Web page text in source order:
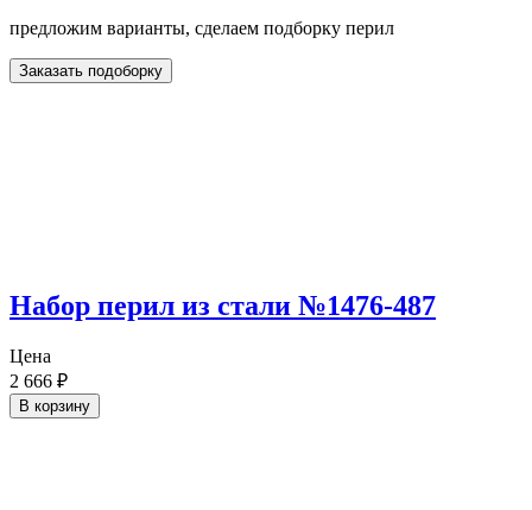
предложим варианты, сделаем подборку перил
Заказать подоборку
Набор перил из стали №1476-487
Цена
2 666 ₽
В корзину